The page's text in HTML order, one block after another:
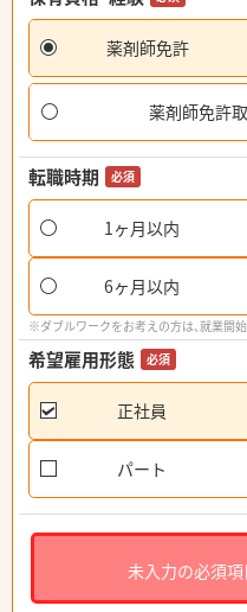
薬剤師免許
薬剤師免許取
転職時期 必須
1ヶ月以内
6ヶ月以内
※ダブルワークをお考えの方は、就業開
希望雇用形態 必須
正社員
パート
未入力の必須